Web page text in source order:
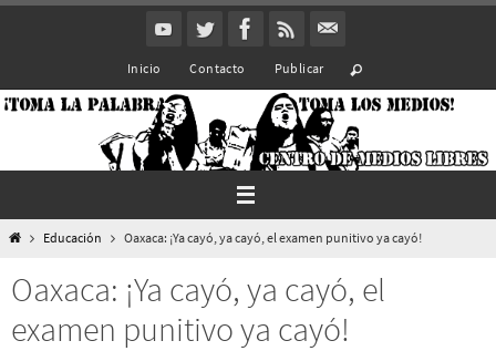
Inicio Contacto Publicar
InicioEducación Oaxaca: ¡Ya cayó, ya cayó, el examen punitivo ya cayó!
Oaxaca: ¡Ya cayó, ya cayó, el
examen punitivo ya cayó!